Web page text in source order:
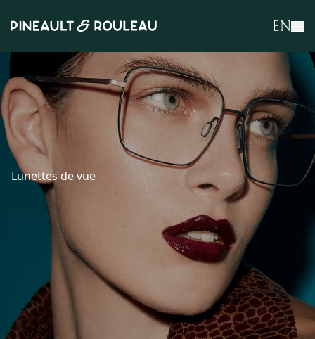
EN
Lunettes de vue